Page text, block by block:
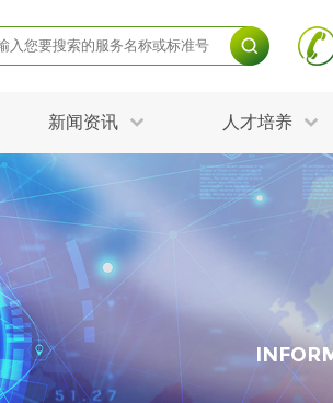
新闻资讯 人才培养
电磁辐射检测 声环境与振
土壤检测
病毒杀灭试验
防护产品检测
成分分析化验
有毒有害检测
运动场地检测
食品安全检测
洁净度检测
化妆品检测